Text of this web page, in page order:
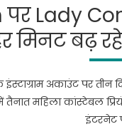
Lady
बढ़ रहे
अकाउंट पर तीन
तैनात महिला कांस्टेबल
इंटरनेट